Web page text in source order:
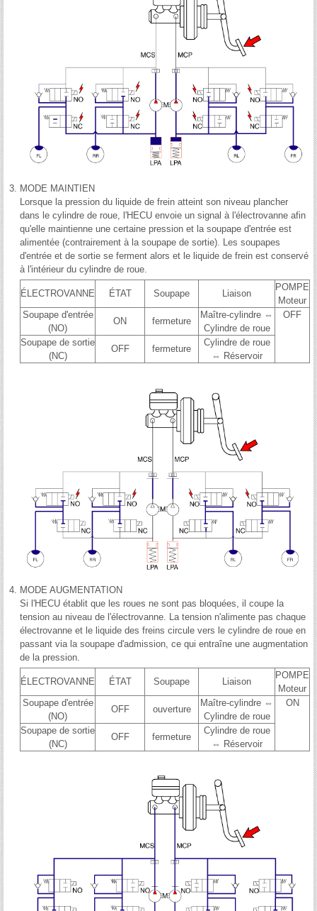
3. MODE MAINTIEN
Lorsque la pression du liquide de frein atteint son niveau plancher
dans le cylindre de roue, l'HECU envoie un signal à l'électrovanne afin
qu'elle maintienne une certaine pression et la soupape d'entrée est
alimentée (contrairement à la soupape de sortie). Les soupapes
d'entrée et de sortie se ferment alors et le liquide de frein est conservé
à l'intérieur du cylindre de roue.
ÉLECTROVANNE ÉTAT Soupape Liaison
POMPE
Moteur
Soupape d'entrée
(NO)
ON fermeture
Maître-cylindre ⇔
Cylindre de roue
OFF
Soupape de sortie
(NC)
OFF fermeture
Cylindre de roue
⇔ Réservoir
4. MODE AUGMENTATION
Si l'HECU établit que les roues ne sont pas bloquées, il coupe la
tension au niveau de l'électrovanne. La tension n'alimente pas chaque
électrovanne et le liquide des freins circule vers le cylindre de roue en
passant via la soupape d'admission, ce qui entraîne une augmentation
de la pression.
ÉLECTROVANNE ÉTAT Soupape Liaison
POMPE
Moteur
Soupape d'entrée
(NO)
OFF ouverture
Maître-cylindre ⇔
Cylindre de roue
ON
Soupape de sortie
(NC)
OFF fermeture
Cylindre de roue
⇔ Réservoir